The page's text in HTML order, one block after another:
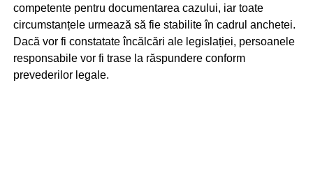
competente pentru documentarea cazului, iar toate
circumstanțele urmează să fie stabilite în cadrul anchetei.
Dacă vor fi constatate încălcări ale legislației, persoanele
responsabile vor fi trase la răspundere conform
prevederilor legale.